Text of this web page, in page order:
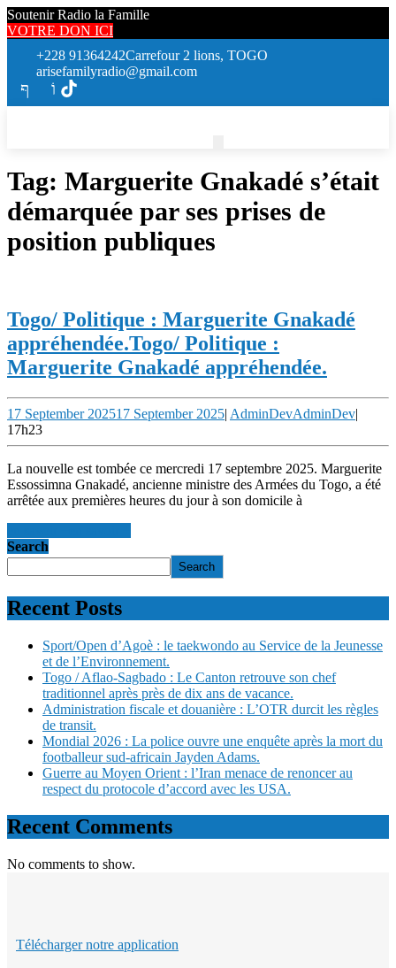
Soutenir Radio la Famille
VOTRE DON ICI
+228 91364242Carrefour 2 lions, TOGO
arisefamilyradio@gmail.com
Tag: Marguerite Gnakadé s’était
démarquée par ses prises de
position publiques
Togo/ Politique : Marguerite Gnakadé
appréhendée.Togo/ Politique :
Marguerite Gnakadé appréhendée.
17 September 202517 September 2025| AdminDevAdminDev|
17h23
La nouvelle est tombée ce mercredi 17 septembre 2025. Marguerite
Essossimna Gnakadé, ancienne ministre des Armées du Togo, a été
arrêtée aux premières heures du jour à son domicile à
Search
Search
Recent Posts
Sport/Open d’Agoè : le taekwondo au Service de la Jeunesse
et de l’Environnement.
Togo / Aflao-Sagbado : Le Canton retrouve son chef
traditionnel après près de dix ans de vacance.
Administration fiscale et douanière : L’OTR durcit les règles
de transit.
Mondial 2026 : La police ouvre une enquête après la mort du
footballeur sud-africain Jayden Adams.
Guerre au Moyen Orient : l’Iran menace de renoncer au
respect du protocole d’accord avec les USA.
Recent Comments
No comments to show.
Télécharger notre application